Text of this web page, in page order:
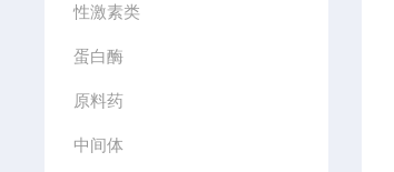
性激素类
蛋白酶
原料药
中间体